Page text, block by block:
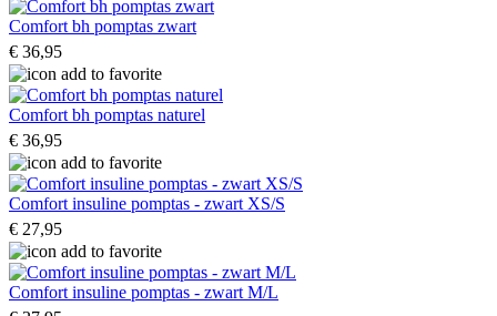
Comfort bh pomptas zwart
€ 36,95
Comfort bh pomptas naturel
€ 36,95
Comfort insuline pomptas - zwart XS/S
€ 27,95
Comfort insuline pomptas - zwart M/L